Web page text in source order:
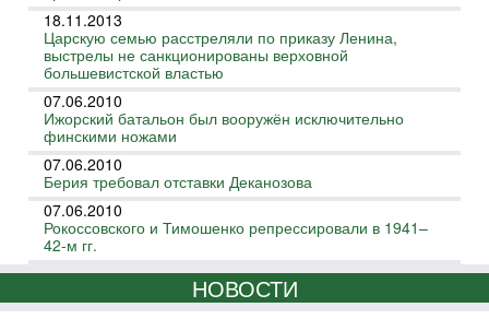
18.11.2013
Царскую семью расстреляли по приказу Ленина,
выстрелы не санкционированы верховной
большевистской властью
07.06.2010
Ижорский батальон был вооружён исключительно
финскими ножами
07.06.2010
Берия требовал отставки Деканозова
07.06.2010
Рокоссовского и Тимошенко репрессировали в 1941–
42-м гг.
НОВОСТИ